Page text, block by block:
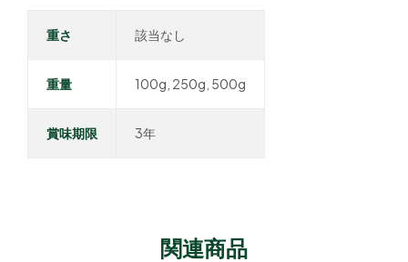
重さ 該当なし
重量 100g, 250g, 500g
賞味期限 3年
関連商品